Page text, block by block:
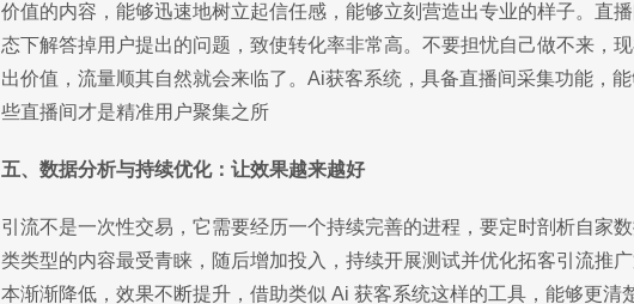
价值的内容，能够迅速地树立起信任感，能够立刻营造出专业的样子。直
态下解答掉用户提出的问题，致使转化率非常高。不要担忧自己做不来，
出价值，流量顺其自然就会来临了。Ai获客系统，具备直播间采集功能，
些直播间才是精准用户聚集之所
五、数据分析与持续优化：让效果越来越好
引流不是一次性交易，它需要经历一个持续完善的进程，要定时剖析自家
类类型的内容最受青睐，随后增加投入，持续开展测试并优化拓客引流推
本渐渐降低，效果不断提升，借助类似 Ai 获客系统这样的工具，能够更清